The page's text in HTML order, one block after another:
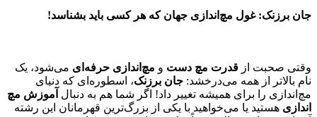
جان برزنک: غول مچ‌اندازی جهان که هر کسی باید بشناسد!
وقتی صحبت از قدرت مچ دست و مچ‌اندازی حرفه‌ای می‌شود، یک
نام بالاتر از همه می‌درخشد: جان برزنک، اسطوره‌ای که دنیای
مچ‌اندازی را برای همیشه تغییر داد! اگر شما هم به دنبال آموزش مچ
اندازی هستید یا می‌خواهید با یکی از بزرگ‌ترین قهرمانان این رشته